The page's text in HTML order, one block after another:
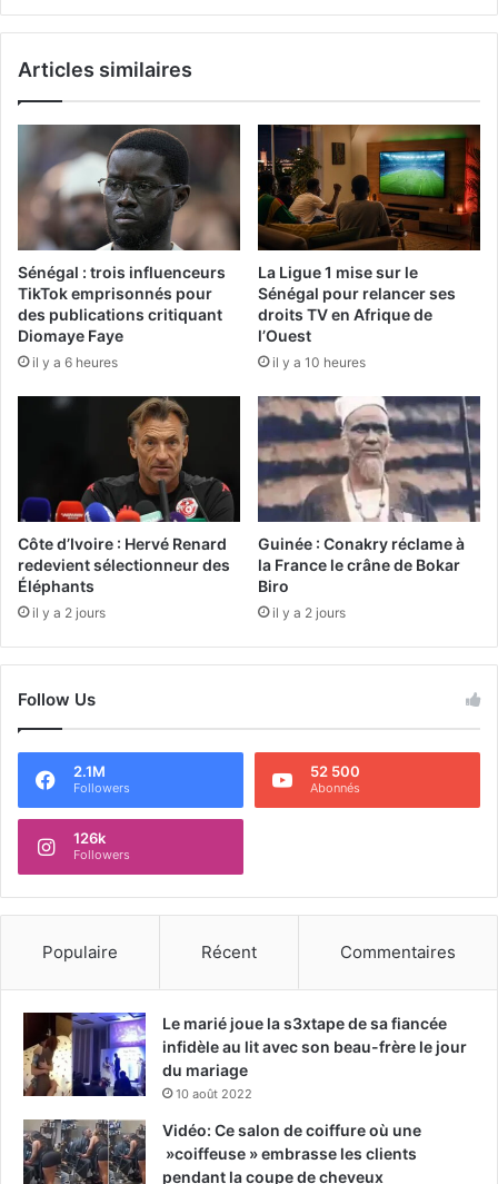
Articles similaires
Sénégal : trois influenceurs
TikTok emprisonnés pour
des publications critiquant
Diomaye Faye
il y a 6 heures
La Ligue 1 mise sur le
Sénégal pour relancer ses
droits TV en Afrique de
l’Ouest
il y a 10 heures
Côte d’Ivoire : Hervé Renard
redevient sélectionneur des
Éléphants
il y a 2 jours
Guinée : Conakry réclame à
la France le crâne de Bokar
Biro
il y a 2 jours
Follow Us
2.1M
Followers
52 500
Abonnés
126k
Followers
Populaire Récent Commentaires
Le marié joue la s3xtape de sa fiancée
infidèle au lit avec son beau-frère le jour
du mariage
10 août 2022
Vidéo: Ce salon de coiffure où une
»coiffeuse » embrasse les clients
pendant la coupe de cheveux